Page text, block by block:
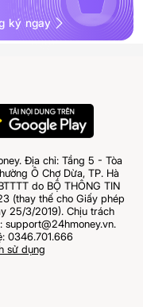
ký ngay
Địa chỉ: Tầng 5 - Tòa
Ô Chợ Dừa, TP. Hà
do BỘ THÔNG TIN
(thay thế cho Giấy phép
25/3/2019). Chịu trách
support@24hmoney.vn.
0346.701.666
sử dụng